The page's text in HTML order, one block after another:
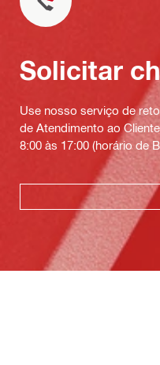
Solicitar
Use nosso serviço de
de Atendimento ao
8:00 às 17:00 (horário de